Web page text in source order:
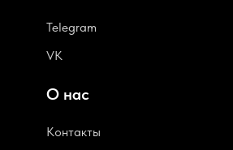
Контакты
Telegram
VK
О нас